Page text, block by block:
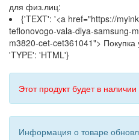
для физ.лиц:
{'TEXT': '<a href="https://
teflonovogo-vala-dlya-samsung-
m3820-cet-cet361041"> Покупка
'TYPE': 'HTML'}
Этот продукт будет в
Информация о товаре